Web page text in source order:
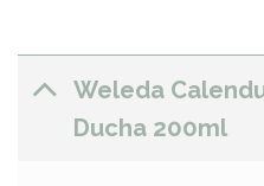
Weleda
Ducha 200ml